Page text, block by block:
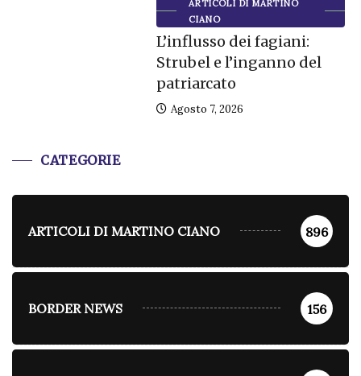
ARTICOLI DI MARTINO
CIANO
L’influsso dei fagiani:
Strubel e l’inganno del
patriarcato
Agosto 7, 2026
CATEGORIE
ARTICOLI DI MARTINO CIANO 896
BORDER NEWS 156